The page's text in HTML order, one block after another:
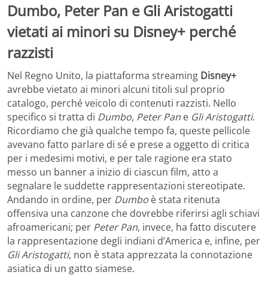
Dumbo, Peter Pan e Gli Aristogatti
vietati ai minori su Disney+ perché
razzisti
Nel Regno Unito, la piattaforma streaming Disney+
avrebbe vietato ai minori alcuni titoli sul proprio
catalogo, perché veicolo di contenuti razzisti. Nello
specifico si tratta di Dumbo, Peter Pan e Gli Aristogatti.
Ricordiamo che già qualche tempo fa, queste pellicole
avevano fatto parlare di sé e prese a oggetto di critica
per i medesimi motivi, e per tale ragione era stato
messo un banner a inizio di ciascun film, atto a
segnalare le suddette rappresentazioni stereotipate.
Andando in ordine, per Dumbo è stata ritenuta
offensiva una canzone che dovrebbe riferirsi agli schiavi
afroamericani; per Peter Pan, invece, ha fatto discutere
la rappresentazione degli indiani d’America e, infine, per
Gli Aristogatti, non è stata apprezzata la connotazione
asiatica di un gatto siamese.